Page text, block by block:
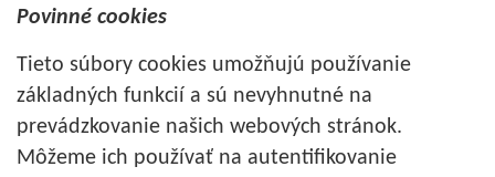
Povinné cookies
Tieto súbory cookies umožňujú používanie
základných funkcií a sú nevyhnutné na
prevádzkovanie našich webových stránok.
Môžeme ich používať na autentifikovanie